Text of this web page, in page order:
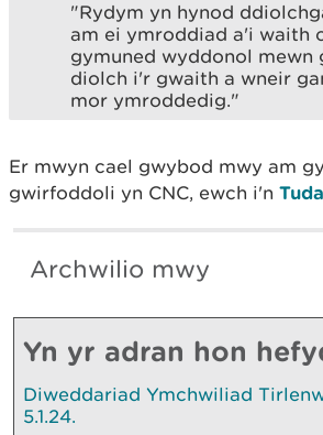
"Rydym yn hynod
am ei ymroddiad a'i waith
gymuned wyddonol mewn
diolch i'r gwaith a wneir
mor ymroddedig."
Er mwyn cael gwybod mwy am
gwirfoddoli yn CNC, ewch i'n
Archwilio mwy
Yn yr adran hon
Diweddariad Ymchwiliad
5.1.24.